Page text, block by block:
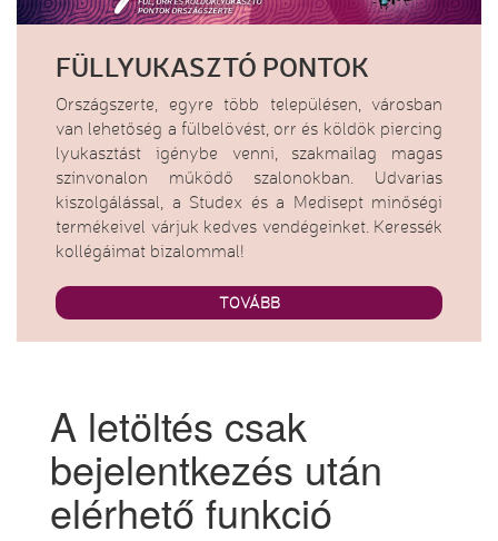
FÜLLYUKASZTÓ PONTOK
Országszerte, egyre több településen, városban
van lehetőség a fülbelövést, orr és köldök piercing
lyukasztást igénybe venni, szakmailag magas
színvonalon működő szalonokban. Udvarias
kiszolgálással, a Studex és a Medisept minőségi
termékeivel várjuk kedves vendégeinket. Keressék
kollégáimat bizalommal!
TOVÁBB
A letöltés csak
bejelentkezés után
elérhető funkció